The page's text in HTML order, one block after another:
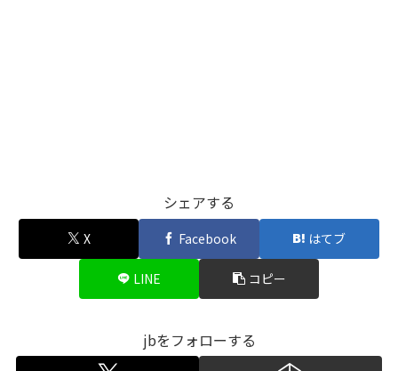
シェアする
X Facebook はてブ
LINE コピー
jbをフォローする